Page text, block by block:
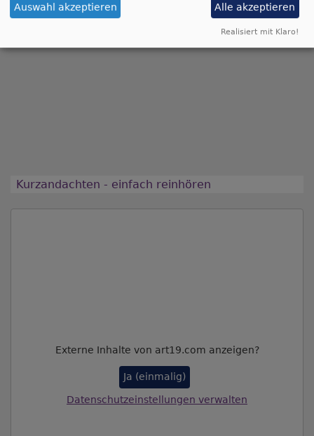
Kurzandachten - einfach reinhören
Externe Inhalte von art19.com anzeigen?
Ja (einmalig)
Datenschutzeinstellungen verwalten
Auswahl akzeptieren Alle akzeptieren
Realisiert mit Klaro!